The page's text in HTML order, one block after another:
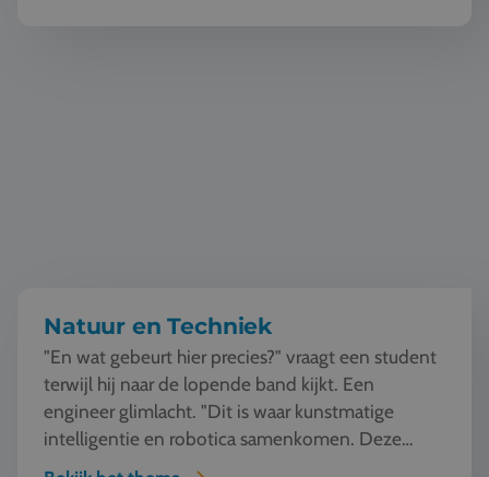
Natuur en Techniek
"En wat gebeurt hier precies?" vraagt een student
terwijl hij naar de lopende band kijkt. Een
engineer glimlacht. "Dit is waar kunstmatige
intelligentie en robotica samenkomen. Deze
machine ziet, l...